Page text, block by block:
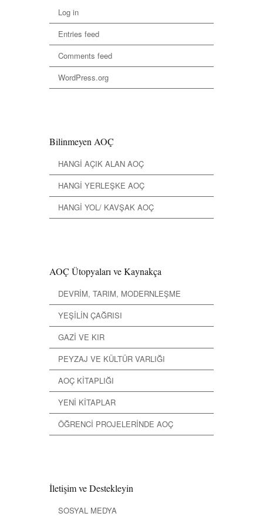
Log in
Entries feed
Comments feed
WordPress.org
Bilinmeyen AOÇ
HANGİ AÇIK ALAN AOÇ
HANGİ YERLEŞKE AOÇ
HANGİ YOL/ KAVŞAK AOÇ
AOÇ Ütopyaları ve Kaynakça
DEVRİM, TARIM, MODERNLEŞME
YEŞİLİN ÇAĞRISI
GAZİ VE KIR
PEYZAJ VE KÜLTÜR VARLIĞI
AOÇ KİTAPLIĞI
YENİ KİTAPLAR
ÖĞRENCİ PROJELERİNDE AOÇ
İletişim ve Destekleyin
SOSYAL MEDYA